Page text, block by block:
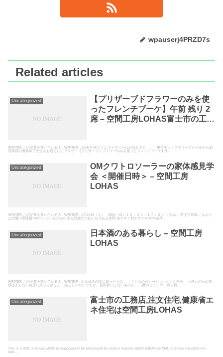
wpauserj4PRZD7s
Related articles
Uncategorized
【プリザーブドフラワーのみを使
ったフレンチブーケ】午前 残り 2
席 – 空間工房LOHAS富士市の工務
WRITER この記事を書いている人 - WRITER - 1/14(月)モクリエギャラリーはお休みです。 。 . 東京モノ・フラワースクールから副
理事長の酒巻玲子先生をお迎えしてプリザー【プリザーブドフラワーのみを使ったフレンチブーケ】午...
Uncategorized
OMクワトロソーラーの家体感見学
会 ＜開催日時＞ – 空間工房
LOHAS
WRITER この記事を書いている人 - WRITER - 1月24日（土）、25日（日）１０：００～１７：００ ＜会場＞ 富士市宮島 これから
は太陽で床暖房 OMソーラーだから出来る開放的でぬくもりある空間 省エネ＋創エネで2030年基準...
Uncategorized
日本酒のある暮らし – 空間工房
LOHAS
WRITER この記事を書いている人 - WRITER - お盆休みの間に買ったもの。 「くじらの和ヒージョ」という缶詰。 お使いのため普
段は入らないお店に入ってみると、 あるじゃないですか。普段目にしないものが。 （面白そう）の一点で買っ...
Uncategorized
富士市の工務店,注文住宅,健康省エ
ネ住宅は空間工房LOHAS
This is a XML Sitemap which is supposed to be processed by search engines which follow the XML Sitemap standard like
Ask...